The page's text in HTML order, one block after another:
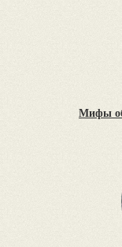
Мифы об